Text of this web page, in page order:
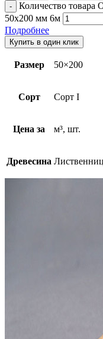
Количество товара
50х200 мм 6м
Подробнее
Купить в один клик
Размер 50×200
Сорт Сорт I
Цена за м³, шт.
Древесина